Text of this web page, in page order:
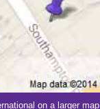
on a larger map